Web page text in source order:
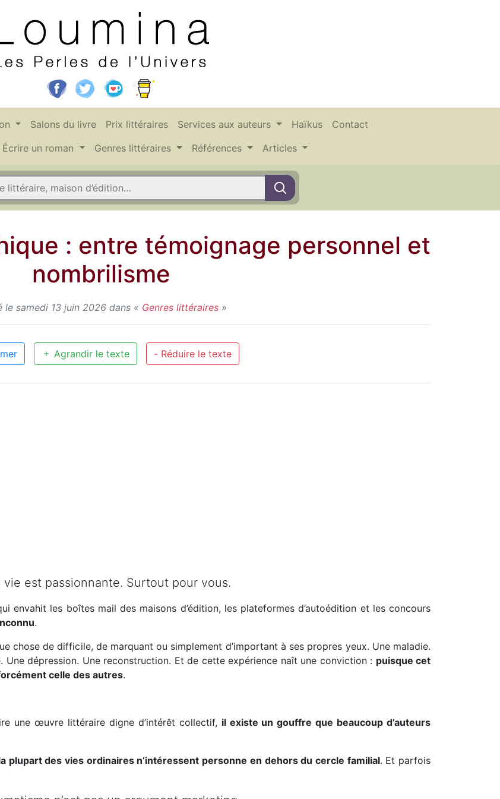
Salons du livre Prix littéraires Services aux auteurs Haïkus
Contact
Écrire un roman Genres littéraires Références Articles
: entre témoignage personnel et
nombrilisme
le samedi 13 juin 2026 dans « Genres littéraires »
Agrandir le texte - Réduire le texte
vie est passionnante. Surtout pour vous.
envahit les boîtes mail des maisons d’édition, les plateformes d’autoédition et les concours
.
chose de difficile, de marquant ou simplement d’important à ses propres yeux. Une maladie.
Une dépression. Une reconstruction. Et de cette expérience naît une conviction : puisque cet
celle des autres.
une œuvre littéraire digne d’intérêt collectif, il existe un gouffre que beaucoup d’auteurs
plupart des vies ordinaires n’intéressent personne en dehors du cercle familial. Et parfois